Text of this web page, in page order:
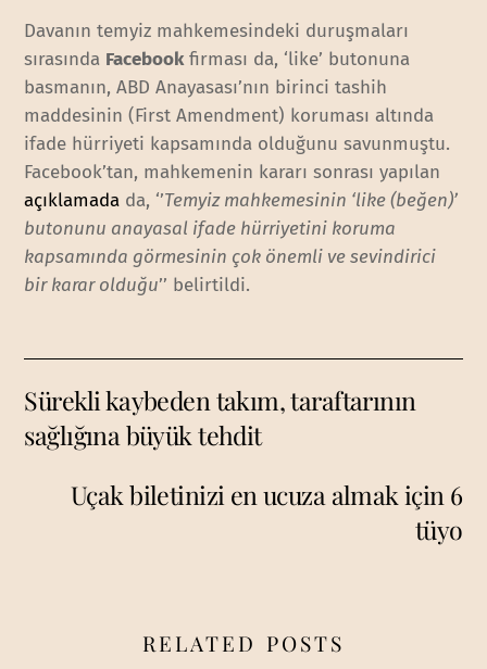
Davanın temyiz mahkemesindeki duruşmaları
sırasında Facebookfirması da, ‘like’ butonuna
basmanın, ABD Anayasası’nın birinci tashih
maddesinin (First Amendment) koruması altında
ifade hürriyeti kapsamında olduğunu savunmuştu.
Facebook’tan, mahkemenin kararı sonrası yapılan
açıklamada da, ‘’Temyiz mahkemesinin ‘like (beğen)’
butonunu anayasal ifade hürriyetini koruma
kapsamında görmesinin çok önemli ve sevindirici
bir karar olduğu’’ belirtildi.
Sürekli kaybeden takım, taraftarının
sağlığına büyük tehdit
Uçak biletinizi en ucuza almak için 6
tüyo
RELATED POSTS